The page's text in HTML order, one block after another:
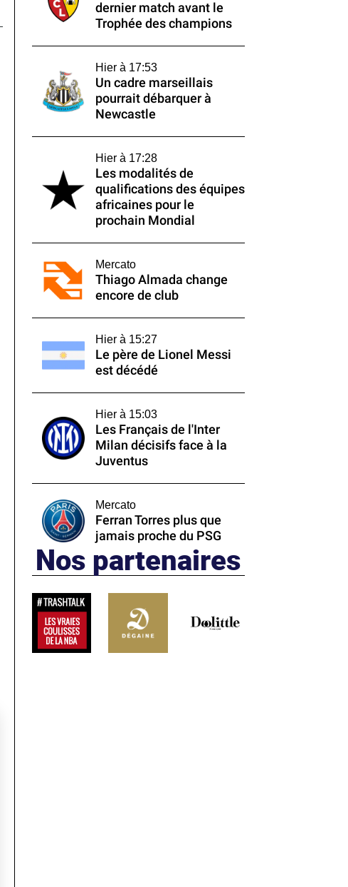
dernier match avant le
Trophée des champions
Hier à 17:53
Un cadre marseillais
pourrait débarquer à
Newcastle
Hier à 17:28
Les modalités de
qualifications des équipes
africaines pour le
prochain Mondial
Mercato
Thiago Almada change
encore de club
Hier à 15:27
Le père de Lionel Messi
est décédé
Hier à 15:03
Les Français de l'Inter
Milan décisifs face à la
Juventus
Mercato
Ferran Torres plus que
jamais proche du PSG
Nos partenaires